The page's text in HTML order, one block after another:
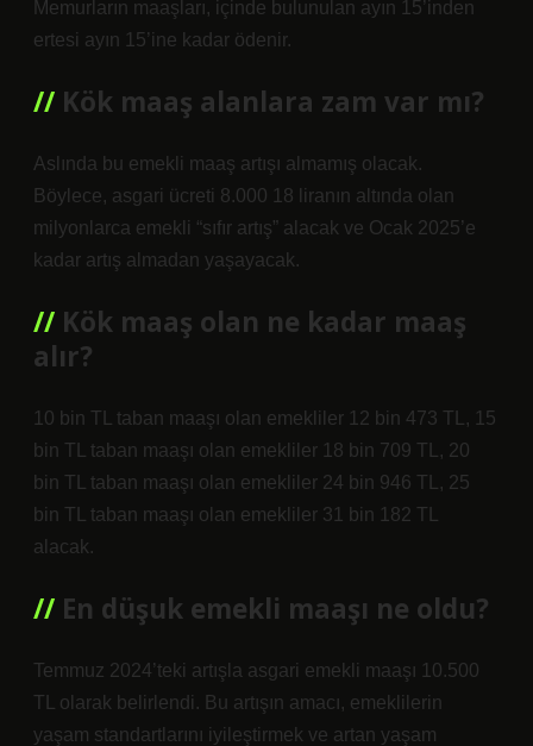
Memurların maaşları, içinde bulunulan ayın 15’inden
ertesi ayın 15’ine kadar ödenir.
Kök maaş alanlara zam var mı?
Aslında bu emekli maaş artışı almamış olacak.
Böylece, asgari ücreti 8.000 18 liranın altında olan
milyonlarca emekli “sıfır artış” alacak ve Ocak 2025’e
kadar artış almadan yaşayacak.
Kök maaş olan ne kadar maaş
alır?
10 bin TL taban maaşı olan emekliler 12 bin 473 TL, 15
bin TL taban maaşı olan emekliler 18 bin 709 TL, 20
bin TL taban maaşı olan emekliler 24 bin 946 TL, 25
bin TL taban maaşı olan emekliler 31 bin 182 TL
alacak.
En düşuk emekli maaşı ne oldu?
Temmuz 2024’teki artışla asgari emekli maaşı 10.500
TL olarak belirlendi. Bu artışın amacı, emeklilerin
yaşam standartlarını iyileştirmek ve artan yaşam